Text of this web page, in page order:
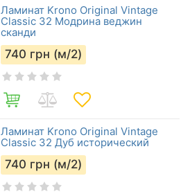
Ламинат Krono Original Vintage
Classic 32 Модрина веджин
сканди
740 грн (м/2)
Ламинат Krono Original Vintage
Classic 32 Дуб исторический
740 грн (м/2)